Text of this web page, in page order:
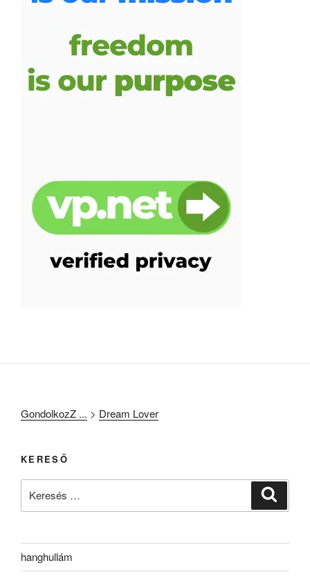
GondolkozZ ... > Dream Lover
KERESŐ
hanghullám